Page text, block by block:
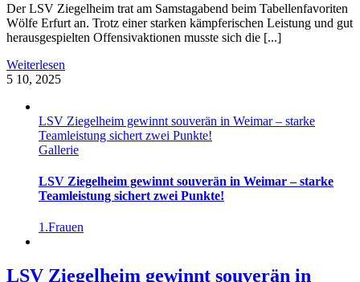
Der LSV Ziegelheim trat am Samstagabend beim Tabellenfavoriten
Wölfe Erfurt an. Trotz einer starken kämpferischen Leistung und gut
herausgespielten Offensivaktionen musste sich die [...]
Weiterlesen
5 10, 2025
LSV Ziegelheim gewinnt souverän in Weimar – starke
Teamleistung sichert zwei Punkte!
Gallerie
LSV Ziegelheim gewinnt souverän in Weimar – starke
Teamleistung sichert zwei Punkte!
1.Frauen
LSV Ziegelheim gewinnt souverän in